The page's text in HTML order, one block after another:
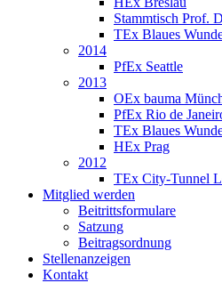
Stammtisch Prof.
TEx Blaues
2014
PfEx Seattle
2013
OEx bauma
PfEx Rio de
TEx Blaues
HEx Prag
2012
TEx City-Tunnel
Mitglied werden
Beitrittsformulare
Satzung
Beitragsordnung
Stellenanzeigen
Kontakt